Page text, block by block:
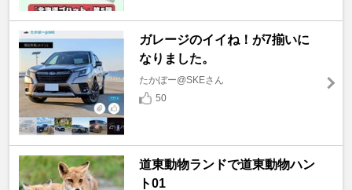
ガレージのイイね！が7揃いに
なりました。
たかぼー@SKEさん
50
道東動物ランドで道東動物ハン
ト01